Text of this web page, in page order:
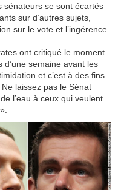
sénateurs se sont écartés
sur d’autres sujets,
sur le vote et l’ingérence
ont critiqué le moment
d’une semaine avant les
et c’est à des fins
laissez pas le Sénat
l’eau à ceux qui veulent